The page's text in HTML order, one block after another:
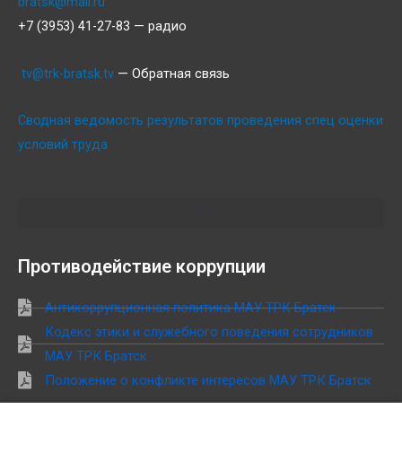
+7 (3953) 41-27-83 — радио
tv@trk-bratsk.tv — Обратная связь
Сводная ведомость результатов проведения спец оценки
условий труда
Противодействие коррупции
Антикоррупционная политика МАУ ТРК Братск
Кодекс этики и служебного поведения сотрудников
МАУ ТРК Братск
Положение о конфликте интересов МАУ ТРК Братск